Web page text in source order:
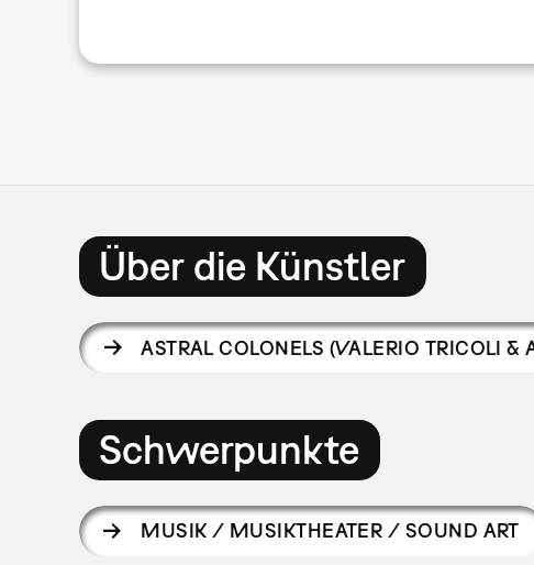
Über die Künstler
ASTRAL COLONELS (VALERIO TRICOLI &
Schwerpunkte
MUSIK / MUSIKTHEATER / SOUND ART